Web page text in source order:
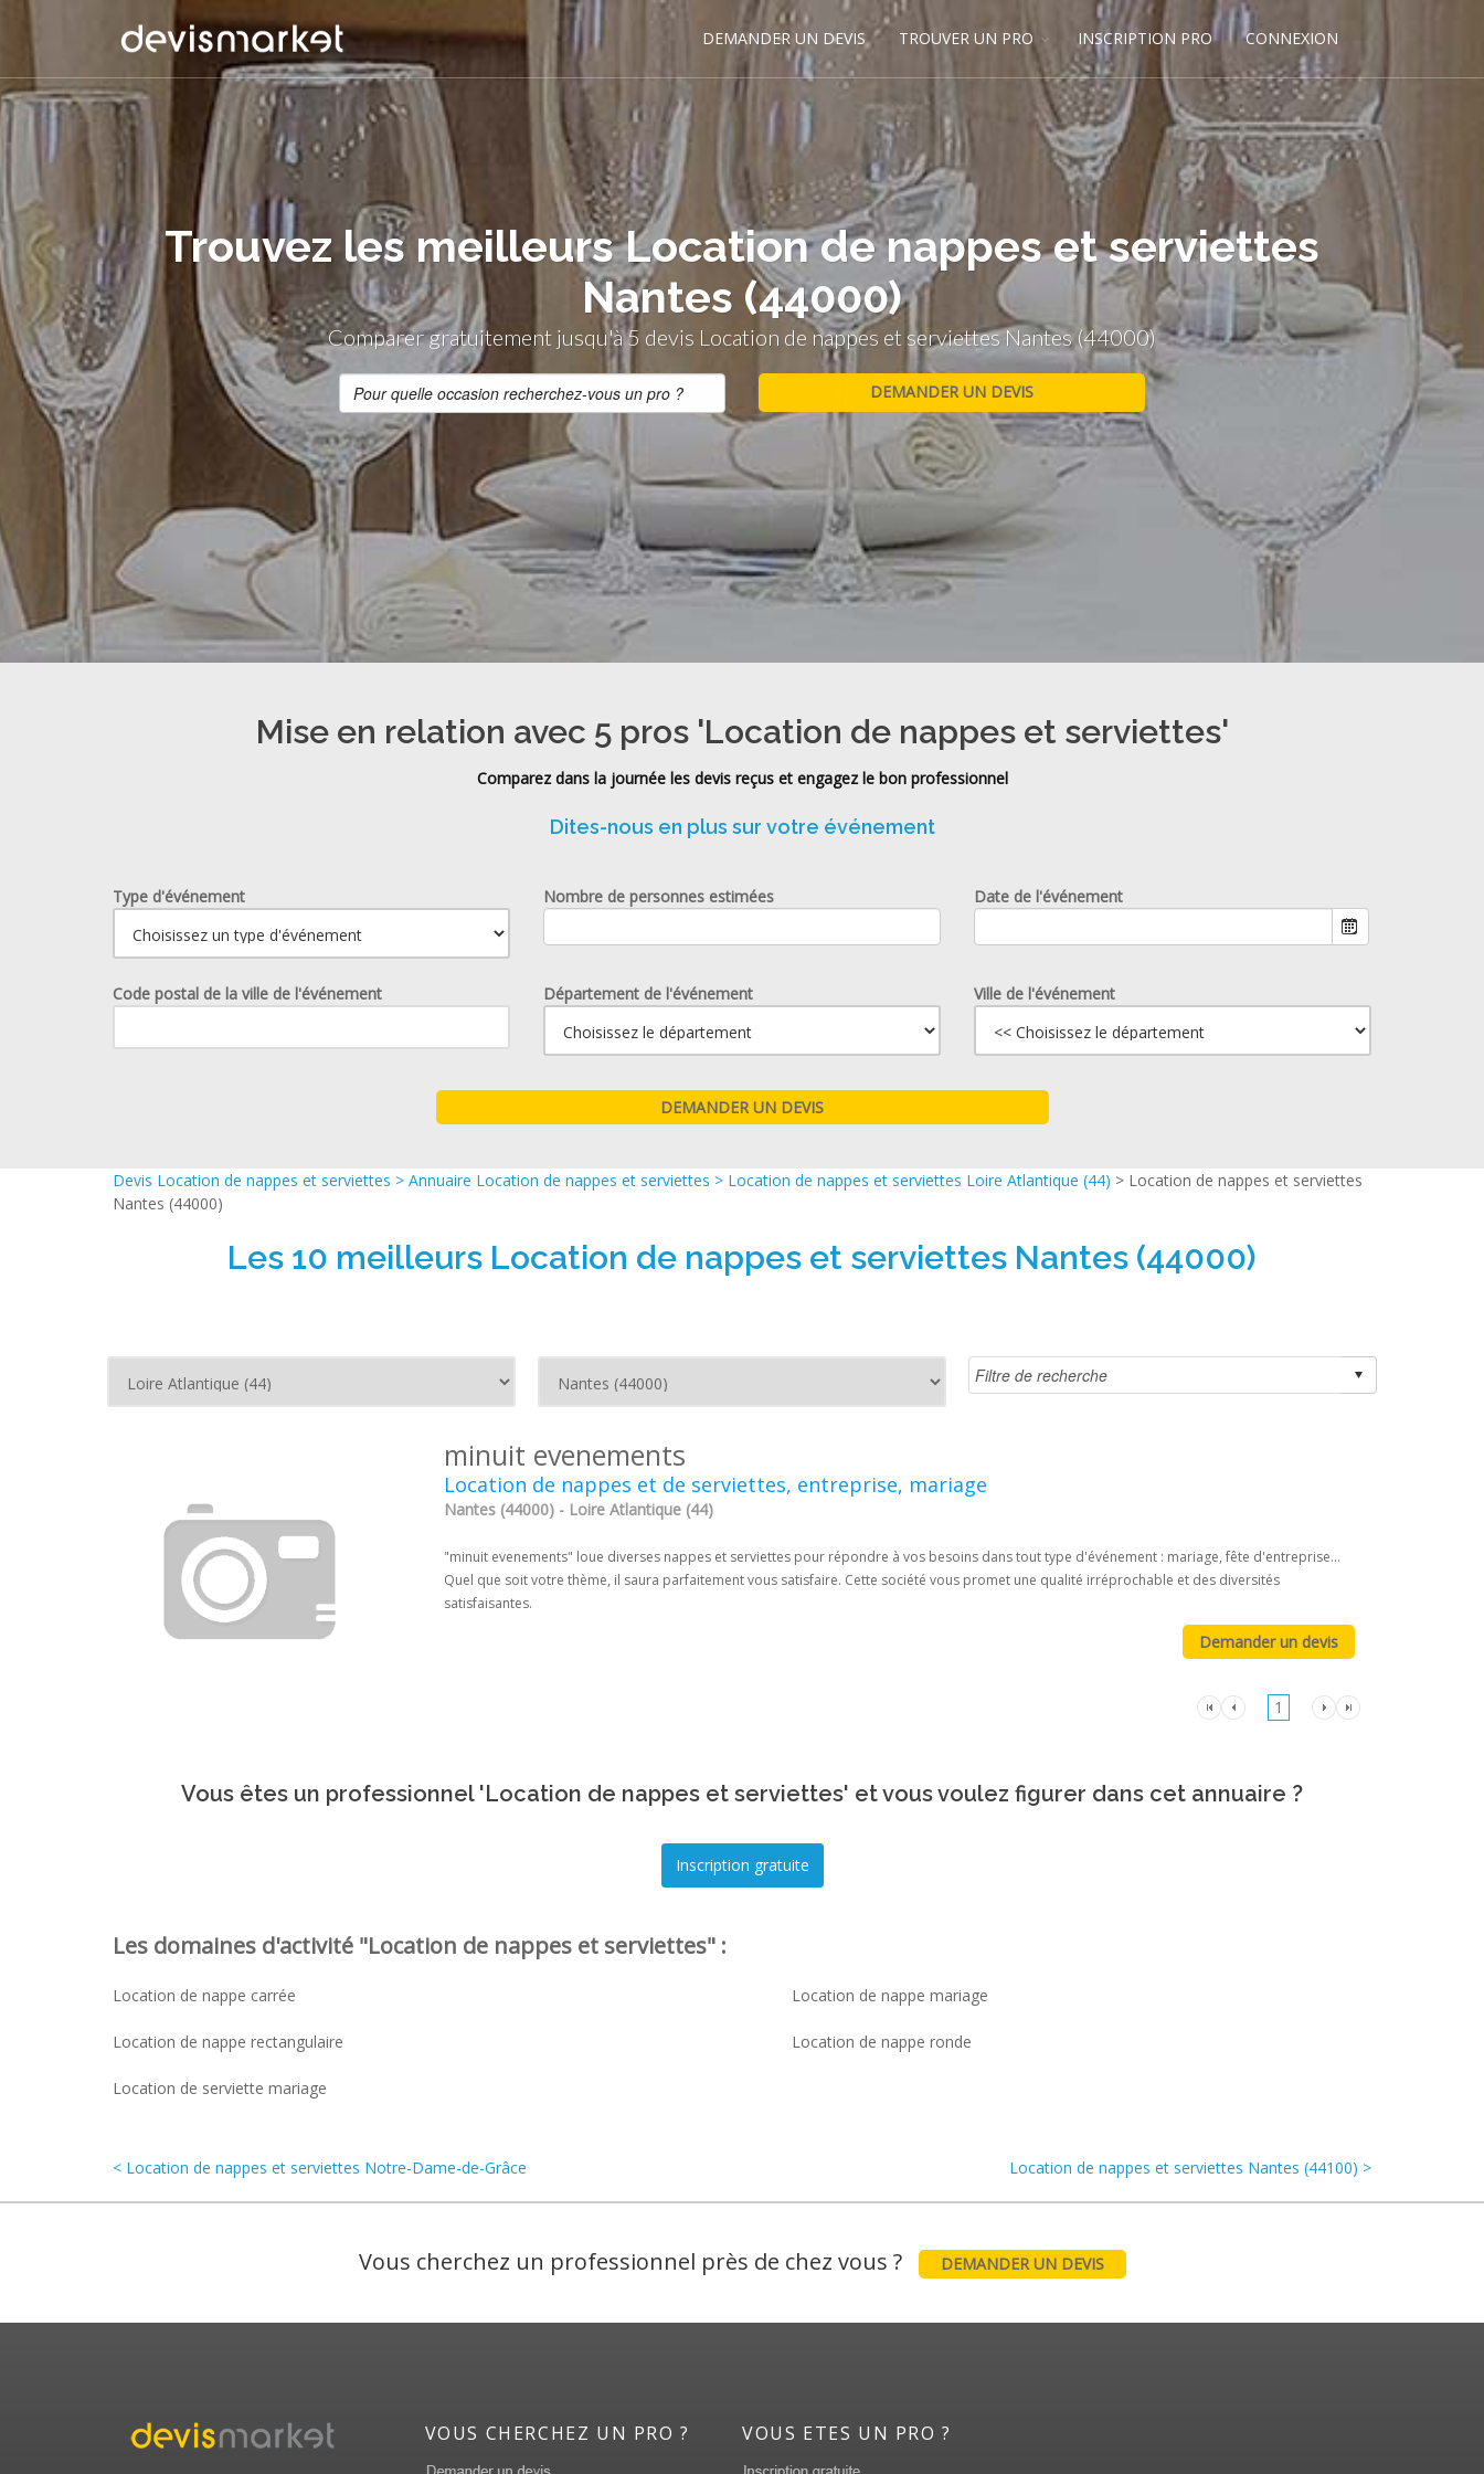
DEMANDER UN DEVIS TROUVER UN PRO INSCRIPTION PRO CONNEXION
Trouvez les meilleurs Location de nappes et serviettes
Nantes (44000)
Comparer gratuitement jusqu'à 5 devis Location de nappes et serviettes Nantes (44000)
Mise en relation avec 5 pros 'Location de nappes et serviettes'
Comparez dans la journée les devis reçus et engagez le bon professionnel
Dites-nous en plus sur votre événement
Type d'événement Nombre de personnes estimées
Date de l'événement
Code postal de la ville de l'événement Département de l'événement Ville de l'événement
Devis Location de nappes et serviettes > Annuaire Location de nappes et serviettes > Location de nappes et serviettes Loire Atlantique (44) > Location de nappes et serviettes
Nantes (44000)
Les 10 meilleurs Location de nappes et serviettes Nantes (44000)
minuit evenements
Location de nappes et de serviettes, entreprise, mariage
Nantes (44000) - Loire Atlantique (44)
"minuit evenements" loue diverses nappes et serviettes pour répondre à vos besoins dans tout type d'événement : mariage, fête d'entreprise...
Quel que soit votre thème, il saura parfaitement vous satisfaire. Cette société vous promet une qualité irréprochable et des diversités
satisfaisantes.
1
Vous êtes un professionnel 'Location de nappes et serviettes' et vous voulez figurer dans cet annuaire ?
Les domaines d'activité "Location de nappes et serviettes" :
Location de nappe carrée Location de nappe mariage
Location de nappe rectangulaire Location de nappe ronde
Location de serviette mariage
< Location de nappes et serviettes Notre-Dame-de-Grâce Location de nappes et serviettes Nantes (44100) >
Vous cherchez un professionnel près de chez vous ? DEMANDER UN DEVIS
VOUS CHERCHEZ UN PRO ? VOUS ETES UN PRO ?